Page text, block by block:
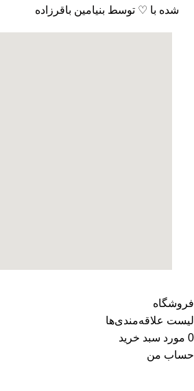
شده با ♡ توسط بنیامین باقرزاده
فروشگاه
لیست علاقه‌مندی‌ها
0 مورد سبد خرید
حساب من